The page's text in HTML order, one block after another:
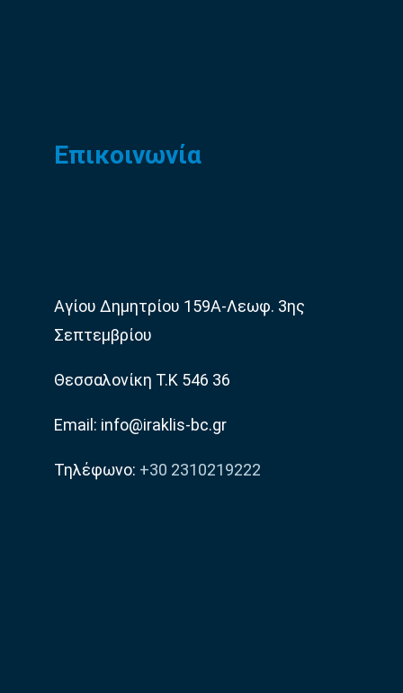
Επικοινωνία
Αγίου Δημητρίου 159Α-Λεωφ. 3ης
Σεπτεμβρίου
Θεσσαλονίκη Τ.Κ 546 36
Email: info@iraklis-bc.gr
Τηλέφωνο: +30 2310219222